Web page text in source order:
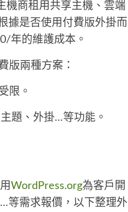
機商租用共享主機、雲端
據是否使用付費版外掛而
年的維護成本。
版兩種方案：
限。
題、外掛…等功能。
WordPress.org為客戶開
等需求報價，以下整理外